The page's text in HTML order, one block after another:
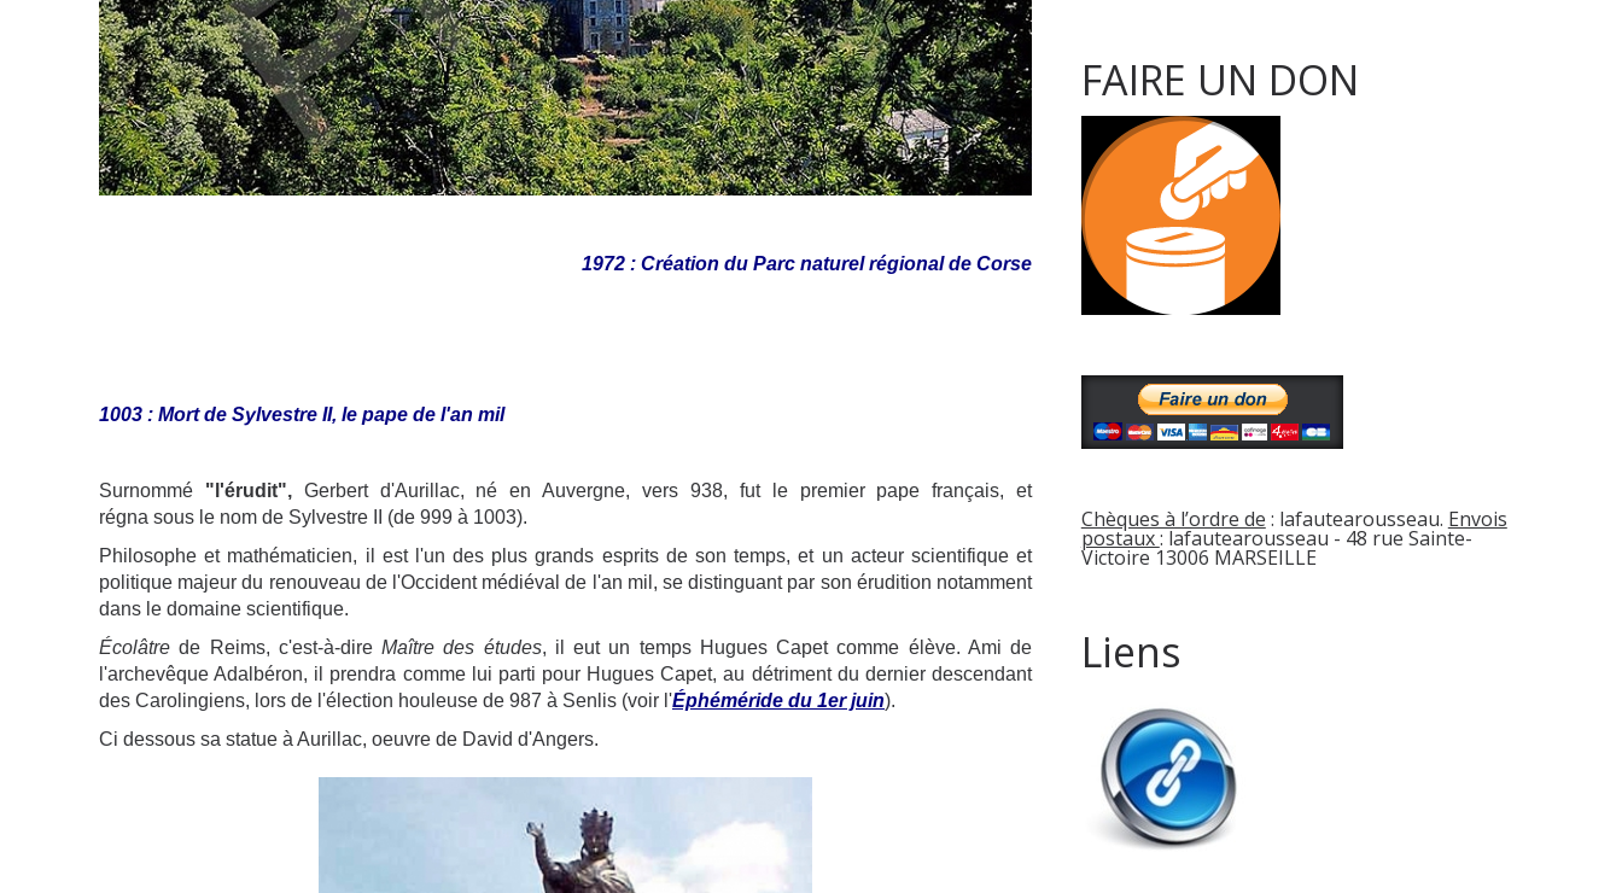
1972 : Création du Parc naturel régional de Corse
1003 : Mort de Sylvestre II, le pape de l'an mil
Surnommé "l'érudit",Gerbert d'Aurillac, né en Auvergne, vers 938, fut le premier pape français, et
régna sous le nom de Sylvestre II (de 999 à 1003).
Philosophe et mathématicien, il est l'un des plus grands esprits de son temps, et un acteur scientifique et
politique majeur du renouveau de l'Occident médiéval de l'an mil, se distinguant par son érudition notamment
dans le domaine scientifique.
Écolâtre de Reims, c'est-à-direMaître des études, il eut un temps Hugues Capet comme élève. Ami de
l'archevêque Adalbéron, il prendra comme lui parti pour Hugues Capet, au détriment du dernier descendant
des Carolingiens, lors de l'élection houleuse de 987 à Senlis (voir l'Éphéméride du 1er juin).
Ci dessous sa statue à Aurillac, oeuvre de David d'Angers.
FAIRE UN DON
Chèques à l’ordre de : lafautearousseau. Envois
postaux: lafautearousseau - 48 rue Sainte-
Victoire 13006 MARSEILLE
Liens